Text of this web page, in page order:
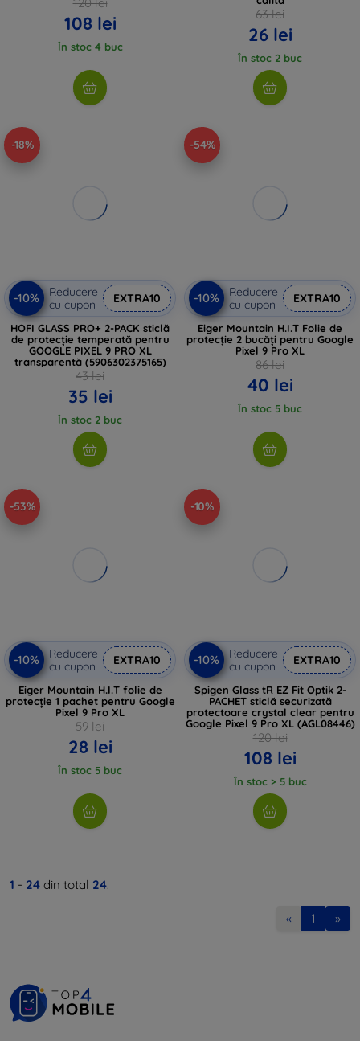
108 lei
În stoc 4 buc
63 lei
26 lei
În stoc 2 buc
-18%
-10%
Reducere
cu cupon
EXTRA10
HOFI GLASS PRO+ 2-PACK sticlă
de protecție temperată pentru
GOOGLE PIXEL 9 PRO XL
transparentă (5906302375165)
43 lei
35 lei
În stoc 2 buc
-54%
-10%
Reducere
cu cupon
EXTRA10
Eiger Mountain H.I.T Folie de
protecție 2 bucăți pentru Google
Pixel 9 Pro XL
86 lei
40 lei
În stoc 5 buc
-53%
-10%
Reducere
cu cupon
EXTRA10
Eiger Mountain H.I.T folie de
protecție 1 pachet pentru Google
Pixel 9 Pro XL
59 lei
28 lei
În stoc 5 buc
-10%
-10%
Reducere
cu cupon
EXTRA10
Spigen Glass tR EZ Fit Optik 2-
PACHET sticlă securizată
protectoare crystal clear pentru
Google Pixel 9 Pro XL (AGL08446)
120 lei
108 lei
În stoc > 5 buc
1 - 24 din total 24.
« 1 »